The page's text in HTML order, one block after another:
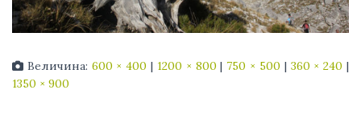
Величина: 600 × 400 | 1200 × 800 | 750 × 500 | 360 × 240 |
1350 × 900